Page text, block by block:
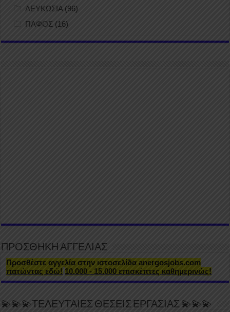
ΛΕΥΚΩΣΙΑ(96)
ΠΑΦΟΣ (16)
ΠΡΟΣΘΗΚΗ ΑΓΓΕΛΙΑΣ
Προσθέστε αγγελία στην ιστοσελίδα anergosjobs.com
πατώντας εδώ! 10.000 - 15.000 επισκέπτες καθημερινώς!
💫💫💫ΤΕΛΕΥΤΑΙΕΣ ΘΕΣΕΙΣ ΕΡΓΑΣΙΑΣ 💫💫💫